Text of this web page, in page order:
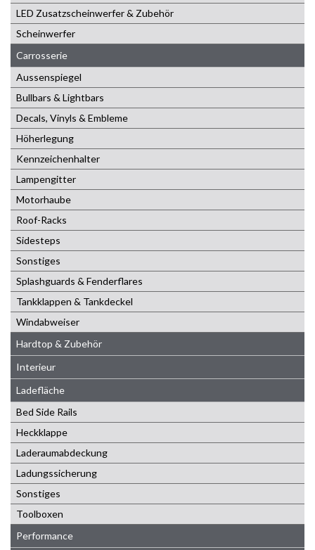
LED Zusatzscheinwerfer & Zubehör
Scheinwerfer
Carrosserie
Aussenspiegel
Bullbars & Lightbars
Decals, Vinyls & Embleme
Höherlegung
Kennzeichenhalter
Lampengitter
Motorhaube
Roof-Racks
Sidesteps
Sonstiges
Splashguards & Fenderflares
Tankklappen & Tankdeckel
Windabweiser
Hardtop & Zubehör
Interieur
Ladefläche
Bed Side Rails
Heckklappe
Laderaumabdeckung
Ladungssicherung
Sonstiges
Toolboxen
Performance